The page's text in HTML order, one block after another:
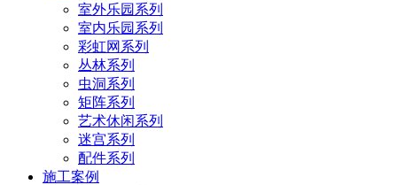
室外乐园系列
室内乐园系列
彩虹网系列
丛林系列
虫洞系列
矩阵系列
艺术休闲系列
迷宫系列
配件系列
施工案例